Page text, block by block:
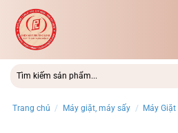
qua
dung
Trang chủ / Máy giặt, máy sấy / Máy